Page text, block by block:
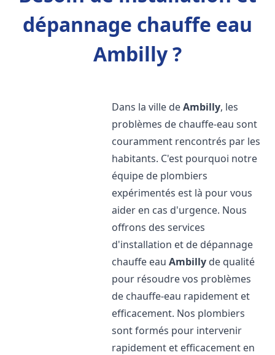
dépannage chauffe eau
Ambilly ?
Dans la ville deAmbilly, les
problèmes de chauffe-eau sont
couramment rencontrés par les
habitants. C'est pourquoi notre
équipe de plombiers
expérimentés est là pour vous
aider en cas d'urgence. Nous
offrons des services
d'installation et de dépannage
chauffe eauAmbilly de qualité
pour résoudre vos problèmes
de chauffe-eau rapidement et
efficacement. Nos plombiers
sont formés pour intervenir
rapidement et efficacement en